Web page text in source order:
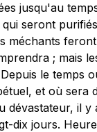
jusqu'au
seront
méchants
; mais
le temps
et où sera
dévastateur, il y
dix jours.